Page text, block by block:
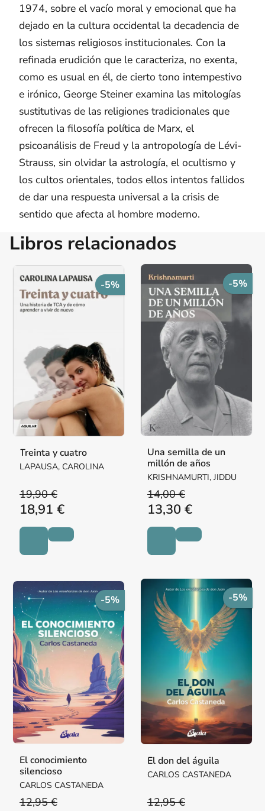
1974, sobre el vacío moral y emocional que ha
dejado en la cultura occidental la decadencia de
los sistemas religiosos institucionales. Con la
refinada erudición que le caracteriza, no exenta,
como es usual en él, de cierto tono intempestivo
e irónico, George Steiner examina las mitologías
sustitutivas de las religiones tradicionales que
ofrecen la filosofía políti­ca de Marx, el
psicoanálisis de Freud y la antropología de Lévi-
Strauss, sin olvidar la astrología, el ocultismo y
los cultos orientales, todos ellos intentos fallidos
de dar una respuesta universal a la crisis de
sentido que afecta al hombre moderno.
Libros relacionados
-5%
Treinta y cuatro
LAPAUSA, CAROLINA
19,90 €
18,91 €
-5%
Una semilla de un
millón de años
KRISHNAMURTI, JIDDU
14,00 €
13,30 €
-5%
El conocimiento
silencioso
CARLOS CASTANEDA
12,95 €
-5%
El don del águila
CARLOS CASTANEDA
12,95 €